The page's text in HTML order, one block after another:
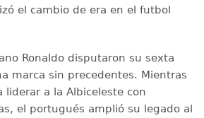
el cambio de era en el futbol
Ronaldo disputaron su sexta
marca sin precedentes. Mientras
liderar a la Albiceleste con
el portugués amplió su legado al